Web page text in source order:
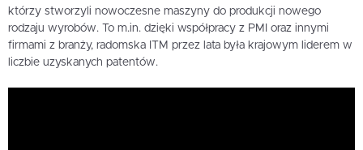
którzy stworzyli nowoczesne maszyny do produkcji nowego
rodzaju wyrobów. To m.in. dzięki współpracy z PMI oraz innymi
firmami z branży, radomska ITM przez lata była krajowym liderem w
liczbie uzyskanych patentów.